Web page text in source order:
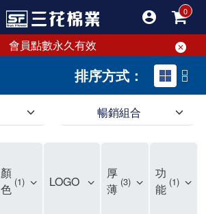
會員點數永久有效
排序方式：
暢銷組合
顏
色 1 LOGO
厚
薄 3
功
能 1